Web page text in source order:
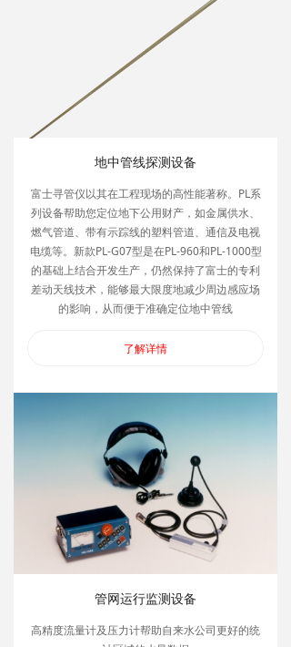
管网运行监测设备
高精度流量计及压力计帮助自来水公司更好的统
地中管线探测设备
富士寻管仪以其在工程现场的高性能著称。PL系
列设备帮助您定位地下公用财产，如金属供水、
燃气管道、带有示踪线的塑料管道、通信及电视
电缆等。新款PL-G07型是在PL-960和PL-1000型
的基础上结合开发生产，仍然保持了富士的专利
差动天线技术，能够最大限度地减少周边感应场
的影响，从而便于准确定位地中管线
了解详情